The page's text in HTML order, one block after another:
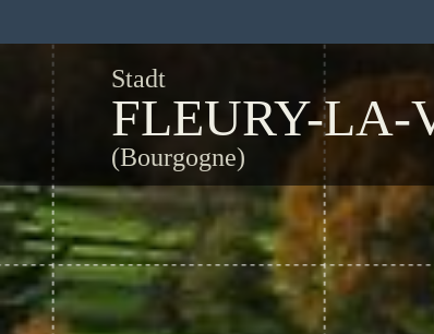
Stadt
FLEURY-LA-
(Bourgogne)